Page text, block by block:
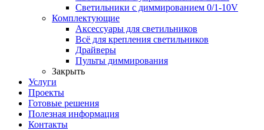
Светильники с диммированием 0/1-10V
Комплектующие
Аксессуары для светильников
Всё для крепления светильников
Драйверы
Пульты диммирования
Закрыть
Услуги
Проекты
Готовые решения
Полезная информация
Контакты